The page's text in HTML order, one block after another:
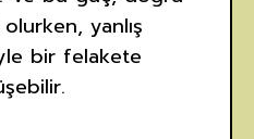
yanlış
bir felakete